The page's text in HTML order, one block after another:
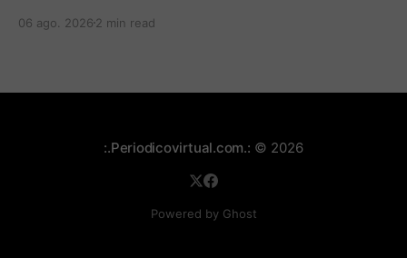
06 ago. 2026 2 min read
:.Periodicovirtual.com.: © 2026
Powered by Ghost